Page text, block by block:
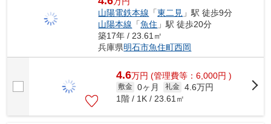
山陽電鉄本線 「東二見 」駅 徒歩9分
山陽本線 「魚住 」駅 徒歩20分
築17年 / 23.61㎡
兵庫県明石市魚住町西岡
4.6万円 (管理費等：6,000円 )
敷金 0ヶ月 礼金 4.6万円
1階 / 1K / 23.61㎡